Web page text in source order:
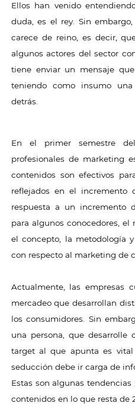
Ellos han venido
duda, es el rey. Sin
carece de reino, es decir,
algunos actores del sector
tiene enviar un mensaje
teniendo como insumo
detrás.
En el primer semestre
profesionales de marketing
contenidos son efectivos
reflejados en el
respuesta a un incremento
para algunos conocedores,
el concepto, la metodología
con respecto al marketing de
Actualmente, las empresas
mercadeo que desarrollan
los consumidores. Sin
una persona, que desarrolle
target al que apunta es
seducción debe ir carga de
Estas son algunas
contenidos en lo que resta de